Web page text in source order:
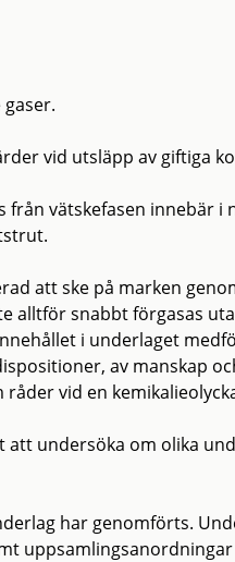
vid utsläpp av giftiga
från vätskefasen innebär
att ske på marken
alltför snabbt förgasas
i underlaget
av manskap
vid en
att undersöka om olika
har genomförts.